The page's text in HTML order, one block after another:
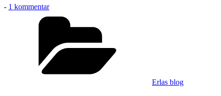
- 1 kommentartil
Lillejuleaften
Erlas blog